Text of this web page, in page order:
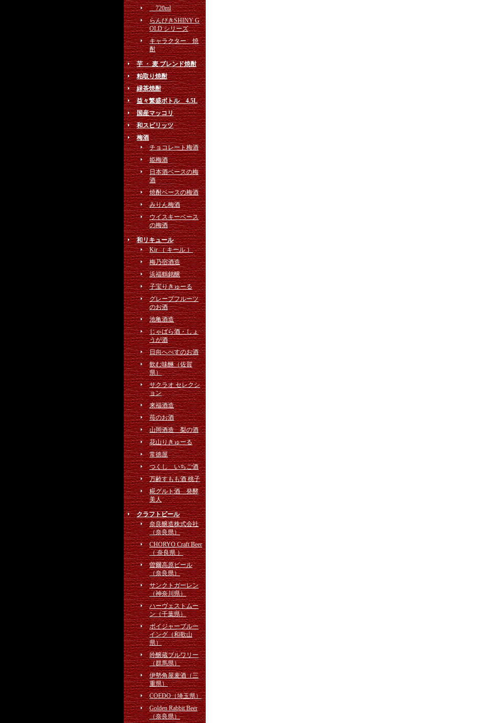
720ml
らんびきSHINY G
OLD シリーズ
キャラクター 焼
酎
芋 ・ 麦 ブレンド焼酎
粕取り焼酎
緑茶焼酎
益々繁盛ボトル 4.5L
国産マッコリ
和スピリッツ
梅酒
チョコレート梅酒
姫梅酒
日本酒ベースの梅
酒
焼酎ベースの梅酒
みりん梅酒
ウイスキーベース
の梅酒
和リキュール
Kir （ キール ）
梅乃宿酒造
浜福鶴銘醸
子宝りきゅーる
グレープフルーツ
のお酒
池亀酒造
じゃばら酒・しょ
うが酒
日向へべすのお酒
飲む味醂（佐賀
県）
サクラオ セレクシ
ョン
来福酒造
苺のお酒
山岡酒造 梨の酒
花山りきゅーる
常徳屋
つくし いちご酒
万齢すもも酒 桃子
糀グルト酒 発酵
美人
クラフトビール
奈良醸造株式会社
（奈良県）
CHORYO Craft Beer
（ 奈良県 ）
曽爾高原ビール
（奈良県）
サンクトガーレン
（神奈川県）
ハーヴェストムー
ン（千葉県）
ボイジャーブルー
イング（和歌山
県）
吟醸蔵ブルワリー
（群馬県）
伊勢角屋麦酒（三
重県）
COEDO（埼玉県）
Golden Rabbit Beer
（奈良県）